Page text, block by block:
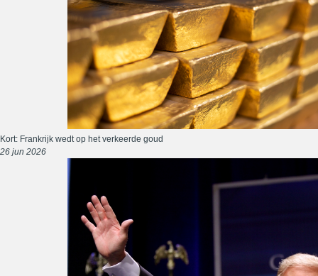
Kort: Frankrijk wedt op het verkeerde goud
26 jun 2026